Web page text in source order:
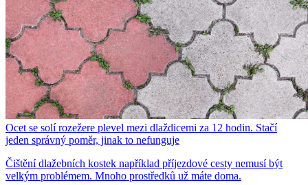
Ocet se solí rozežere plevel mezi dlaždicemi za 12 hodin. Stačí
jeden správný poměr, jinak to nefunguje
Čištění dlažebních kostek například příjezdové cesty nemusí být
velkým problémem. Mnoho prostředků už máte doma.